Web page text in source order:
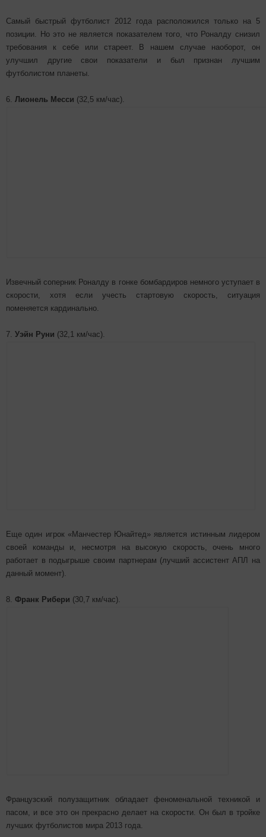
Самый быстрый футболист 2012 года расположился только на 5
позиции. Но это не является показателем того, что Роналду снизил
требования к себе или стареет. В нашем случае наоборот, он
улучшил другие свои показатели и был признан лучшим
футболистом планеты.
6. Лионель Месси (32,5 км/час).
Извечный соперник Роналду в гонке бомбардиров немного уступает в
скорости, хотя если учесть стартовую скорость, ситуация
поменяется кардинально.
7. Уэйн Руни (32,1 км/час).
Еще один игрок «Манчестер Юнайтед» является истинным лидером
своей команды и, несмотря на высокую скорость, очень много
работает в подыгрыше своим партнерам (лучший ассистент АПЛ на
данный момент).
8. Франк Рибери (30,7 км/час).
Французский полузащитник обладает феноменальной техникой и
пасом, и все это он прекрасно делает на скорости. Он был в тройке
лучших футболистов мира 2013 года.